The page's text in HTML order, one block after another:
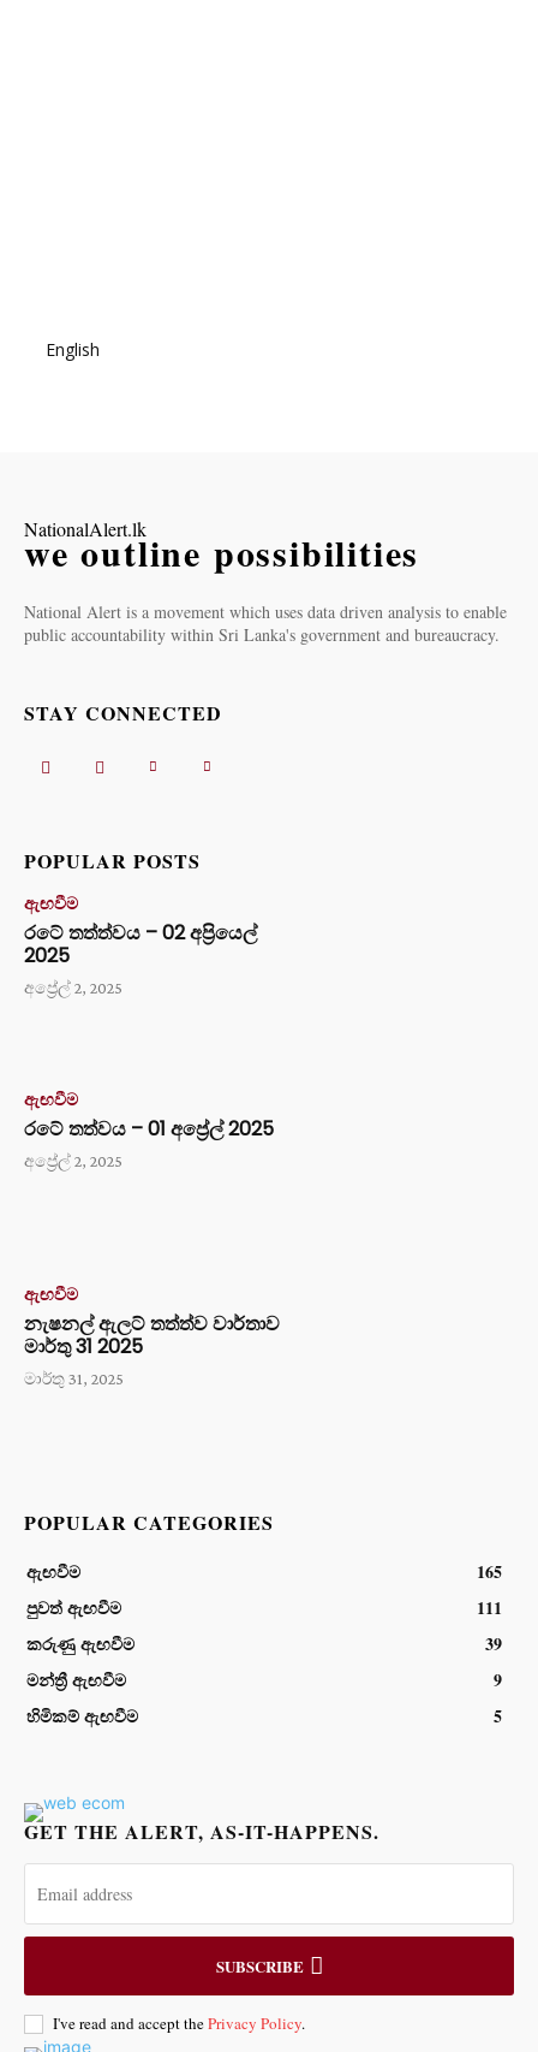
English
NationalAlert.lk
we outline possibilities
National Alert is a movement which uses data driven analysis to enable
public accountability within Sri Lanka's government and bureaucracy.
STAY CONNECTED
POPULAR POSTS
ඇඟවීම
රටේ තත්ත්වය – 02 අප්‍රියෙල්
2025
අප්‍රේල් 2, 2025
ඇඟවීම
රටේ තත්වය – 01 අප්‍රේල් 2025
අප්‍රේල් 2, 2025
ඇඟවීම
නැෂනල් ඇලට් තත්ත්ව වාර්තාව
මාර්තු 31 2025
මාර්තු 31, 2025
POPULAR CATEGORIES
ඇඟවීම
165
පුවත් ඇඟවීම
111
කරුණු ඇඟවීම
39
මන්ත්‍රී ඇඟවීම
9
හිමිකම් ඇඟවීම
5
GET THE ALERT, AS-IT-HAPPENS.
SUBSCRIBE
I've read and accept thePrivacy Policy.